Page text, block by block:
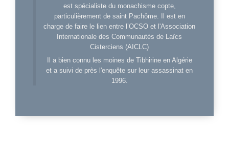
est spécialiste du monachisme copte,
particulièrement de saint Pachôme. Il est en
charge de faire le lien entre l’OCSO et l'Association
Internationale des Communautés de Laïcs
Cisterciens (AICLC)
Il a bien connu les moines de Tibhirine en Algérie
et a suivi de près l'enquête sur leur assassinat en
1996.